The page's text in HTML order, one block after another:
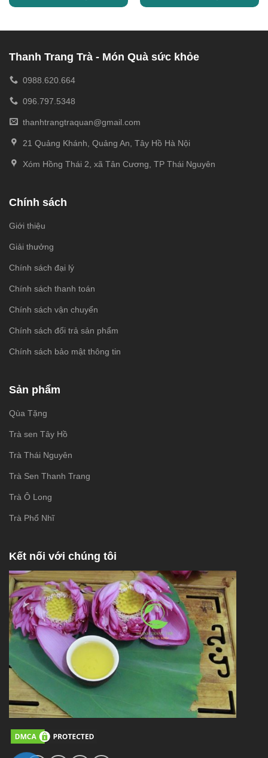
Thanh Trang Trà - Món Quà sức khỏe
0988.620.664
096.797.5348
thanhtrangtraquan@gmail.com
21 Quảng Khánh, Quảng An, Tây Hồ Hà Nội
Xóm Hồng Thái 2, xã Tân Cương, TP Thái Nguyên
Chính sách
Giới thiệu
Giải thưởng
Chính sách đại lý
Chính sách thanh toán
Chính sách vận chuyển
Chính sách đổi trả sản phẩm
Chính sách bảo mật thông tin
Sản phẩm
Qùa Tặng
Trà sen Tây Hồ
Trà Thái Nguyên
Trà Sen Thanh Trang
Trà Ô Long
Trà Phổ Nhĩ
Kết nối với chúng tôi